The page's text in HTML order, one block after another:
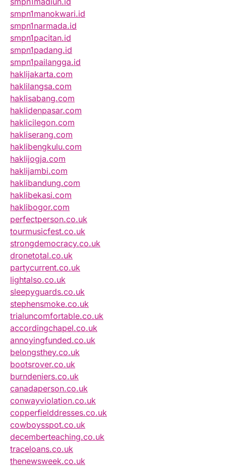
smpn1manokwari.id
smpn1narmada.id
smpn1pacitan.id
smpn1padang.id
smpn1pailangga.id
haklijakarta.com
haklilangsa.com
haklisabang.com
haklidenpasar.com
haklicilegon.com
hakliserang.com
haklibengkulu.com
haklijogja.com
haklijambi.com
haklibandung.com
haklibekasi.com
haklibogor.com
perfectperson.co.uk
tourmusicfest.co.uk
strongdemocracy.co.uk
dronetotal.co.uk
partycurrent.co.uk
lightalso.co.uk
sleepyguards.co.uk
stephensmoke.co.uk
trialuncomfortable.co.uk
accordingchapel.co.uk
annoyingfunded.co.uk
belongsthey.co.uk
bootsrover.co.uk
burndeniers.co.uk
canadaperson.co.uk
conwayviolation.co.uk
copperfielddresses.co.uk
cowboysspot.co.uk
decemberteaching.co.uk
traceloans.co.uk
thenewsweek.co.uk